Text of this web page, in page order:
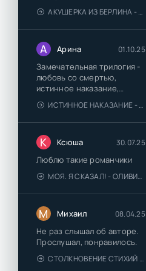
АКУШЕРКА ИЗ БЕРЛИНА - АННА СТЮАРТ
А Арина 01.10.25
Замечательная трилогия -
любовь со смертью,
истинное наказание,
любимая для монстра -
понравились
ИСТИННОЕ НАКАЗАНИЕ - ОЛЬГА ГУСЕЙНОВА
К Ксюша 30.07.25
Люблю такие романчики
МОЯ. Я СКАЗАЛ! - ОЛИВИЯ ЛЕЙК
М Михаил 08.04.25
Не раз слышал об авторе.
Прослушал, понравилось.
СТОЛКНОВЕНИЕ СТИХИЙ - ВАЛЕРИЙ ГУМИНСКИЙ